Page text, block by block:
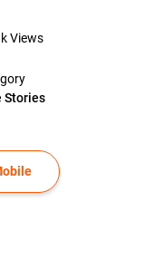
Views
Stories